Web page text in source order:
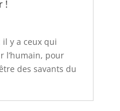
!
y a ceux qui
l’humain, pour
des savants du